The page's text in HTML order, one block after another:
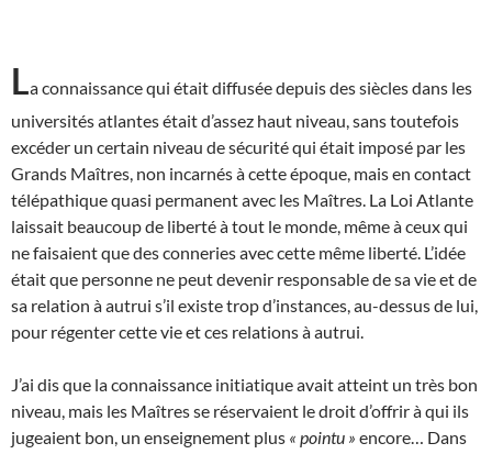
La connaissance qui était diffusée depuis des siècles dans les
universités atlantes était d’assez haut niveau, sans toutefois
excéder un certain niveau de sécurité qui était imposé par les
Grands Maîtres, non incarnés à cette époque, mais en contact
télépathique quasi permanent avec les Maîtres. La Loi Atlante
laissait beaucoup de liberté à tout le monde, même à ceux qui
ne faisaient que des conneries avec cette même liberté. L’idée
était que personne ne peut devenir responsable de sa vie et de
sa relation à autrui s’il existe trop d’instances, au-dessus de lui,
pour régenter cette vie et ces relations à autrui.
J’ai dis que la connaissance initiatique avait atteint un très bon
niveau, mais les Maîtres se réservaient le droit d’offrir à qui ils
jugeaient bon, un enseignement plus « pointu » encore… Dans